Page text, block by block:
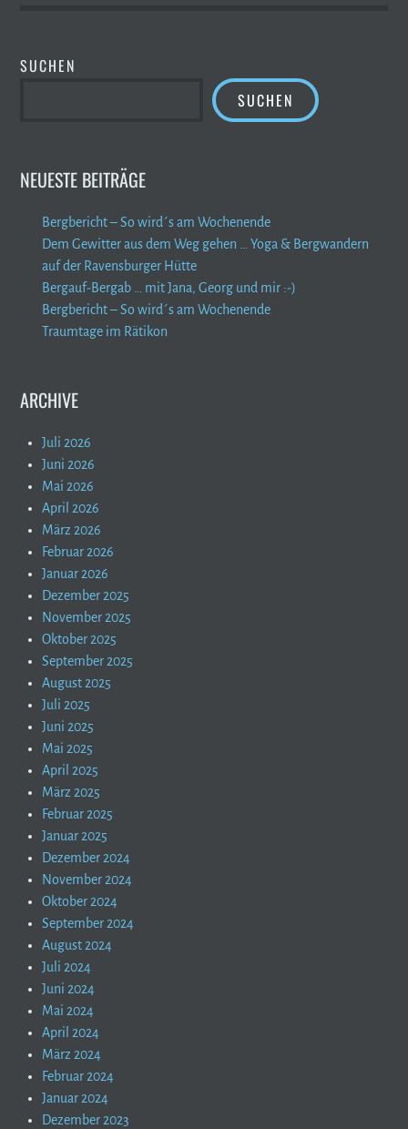
SUCHEN
SUCHEN
NEUESTE BEITRÄGE
Bergbericht – So wird´s am Wochenende
Dem Gewitter aus dem Weg gehen … Yoga & Bergwandern
auf der Ravensburger Hütte
Bergauf-Bergab … mit Jana, Georg und mir :-)
Bergbericht – So wird´s am Wochenende
Traumtage im Rätikon
ARCHIVE
Juli 2026
Juni 2026
Mai 2026
April 2026
März 2026
Februar 2026
Januar 2026
Dezember 2025
November 2025
Oktober 2025
September 2025
August 2025
Juli 2025
Juni 2025
Mai 2025
April 2025
März 2025
Februar 2025
Januar 2025
Dezember 2024
November 2024
Oktober 2024
September 2024
August 2024
Juli 2024
Juni 2024
Mai 2024
April 2024
März 2024
Februar 2024
Januar 2024
Dezember 2023